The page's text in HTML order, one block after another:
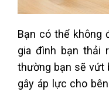
Bạn có thể không
gia đình bạn thải
thường bạn sẽ vứt
gây áp lực cho